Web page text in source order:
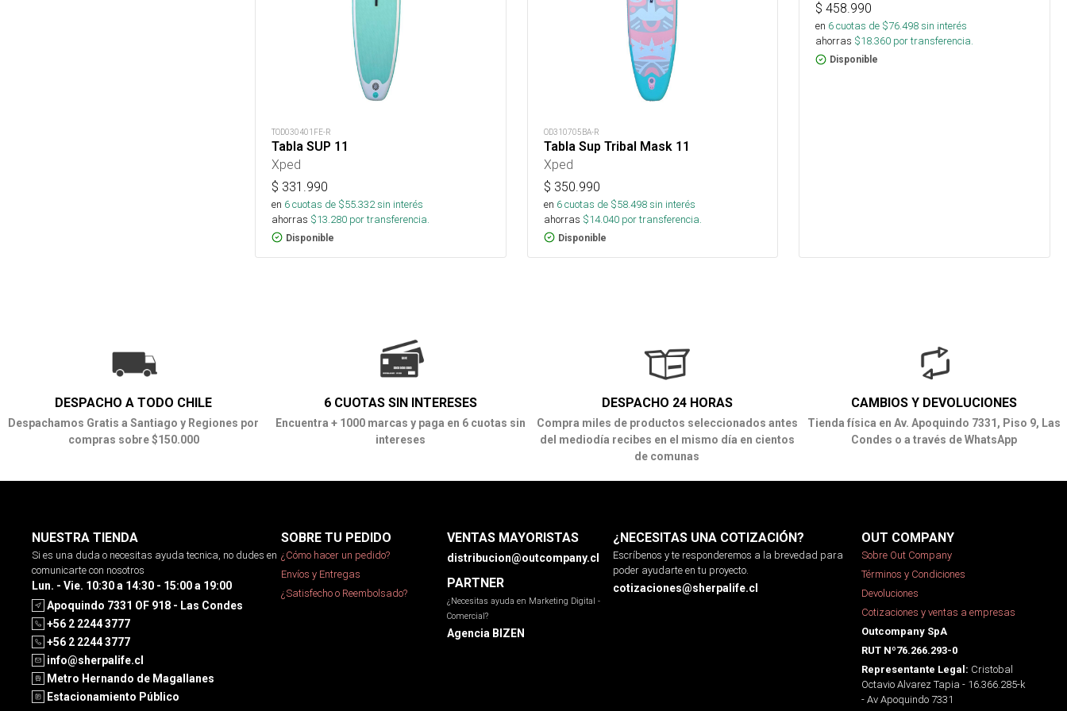
TOD030401FE-R
Tabla SUP 11
Xped
$ 331.990
en 6cuotas de $55.332sin interés
ahorras $13.280 por transferencia.
Disponible
OD310705BA-R
Tabla Sup Tribal Mask 11
Xped
$ 350.990
en 6cuotas de $58.498sin interés
ahorras $14.040por transferencia.
Disponible
$458.990
en 6cuotas de $76.498sin interés
ahorras $18.360 por transferencia.
Disponible
DESPACHO A TODO CHILE
Despachamos Gratis a Santiago y Regiones por
compras sobre $150.000
6 CUOTAS SIN INTERESES
Encuentra + 1000 marcas y paga en 6 cuotas sin
intereses
DESPACHO 24 HORAS
Compra miles de productos seleccionados antes
del mediodía recibes en el mismo día en cientos
de comunas
CAMBIOS Y DEVOLUCIONES
Tienda física en Av. Apoquindo 7331, Piso 9, Las
Condes o a través de WhatsApp
NUESTRA TIENDA
Si es una duda o necesitas ayuda tecnica, no dudes en
comunicarte con nosotros
Lun. - Vie. 10:30 a 14:30 - 15:00 a 19:00
Apoquindo 7331 OF 918 - Las Condes
+56 2 2244 3777
+56 2 2244 3777
info@sherpalife.cl
Metro Hernando de Magallanes
Estacionamiento Público
SOBRE TU PEDIDO
¿Cómo hacer un pedido?
Envíos y Entregas
¿Satisfecho o Reembolsado?
VENTAS MAYORISTAS
distribucion@outcompany.cl
PARTNER
¿Necesitas ayuda en Marketing Digital -
Comercial?
Agencia BIZEN
¿NECESITAS UNA COTIZACIÓN?
Escríbenos y te responderemos a la brevedad para
poder ayudarte en tu proyecto.
cotizaciones@sherpalife.cl
OUT COMPANY
Sobre Out Company
Términos y Condiciones
Devoluciones
Cotizaciones y ventas a empresas
Outcompany SpA
RUT Nº76.266.293-0
Representante Legal: Cristobal
Octavio Alvarez Tapia - 16.366.285-k
- Av Apoquindo 7331